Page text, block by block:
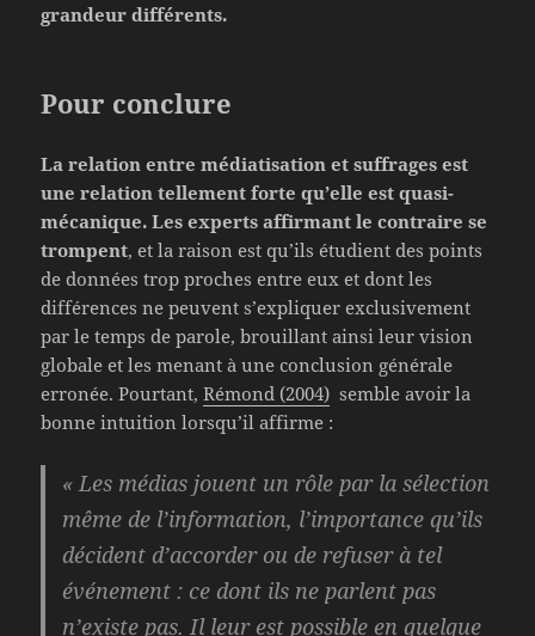
grandeur différents.
Pour conclure
La relation entre médiatisation et suffrages est
une relation tellement forte qu’elle est quasi-
mécanique. Les experts affirmant le contraire se
trompent, et la raison est qu’ils étudient des points
de données trop proches entre eux et dont les
différences ne peuvent s’expliquer exclusivement
par le temps de parole, brouillant ainsi leur vision
globale et les menant à une conclusion générale
erronée. Pourtant,Rémond (2004) semble avoir la
bonne intuition lorsqu’il affirme :
« Les médias jouent un rôle par lasélection
même de l’information, l’importance qu’ils
décident d’accorder ou de refuser à tel
événement : ce dont ils ne parlent pas
n’existe pas.Il leur est possible en quelque